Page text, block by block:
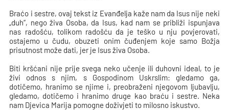
Braćo i sestre, ovaj tekst iz Evanđelja kaže nam da Isus nije neki
„duh“, nego živa Osoba, da Isus, kad nam se približi ispunjava
nas radošću, tolikom radošću da je teško u nju povjerovati,
ostajemo u čudu, obuzeti onim čuđenjem koje samo Božja
prisutnost može dati, jer je Isus živa Osoba.
Biti kršćani nije prije svega neko učenje ili duhovni ideal, to je
živi odnos s njim, s Gospodinom Uskrslim: gledamo ga,
dotičemo, hranimo se njime i, preobraženi njegovom ljubavlju,
gledamo, dotičemo i hranimo druge kao braću i sestre. Neka
nam Djevica Marija pomogne doživjeti to milosno iskustvo.